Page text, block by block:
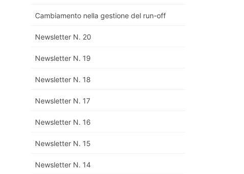
Cambiamento nella gestione del run-off
Newsletter N. 20
Newsletter N. 19
Newsletter N. 18
Newsletter N. 17
Newsletter N. 16
Newsletter N. 15
Newsletter N. 14